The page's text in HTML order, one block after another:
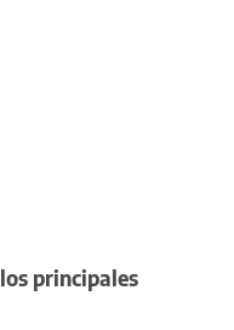
principales